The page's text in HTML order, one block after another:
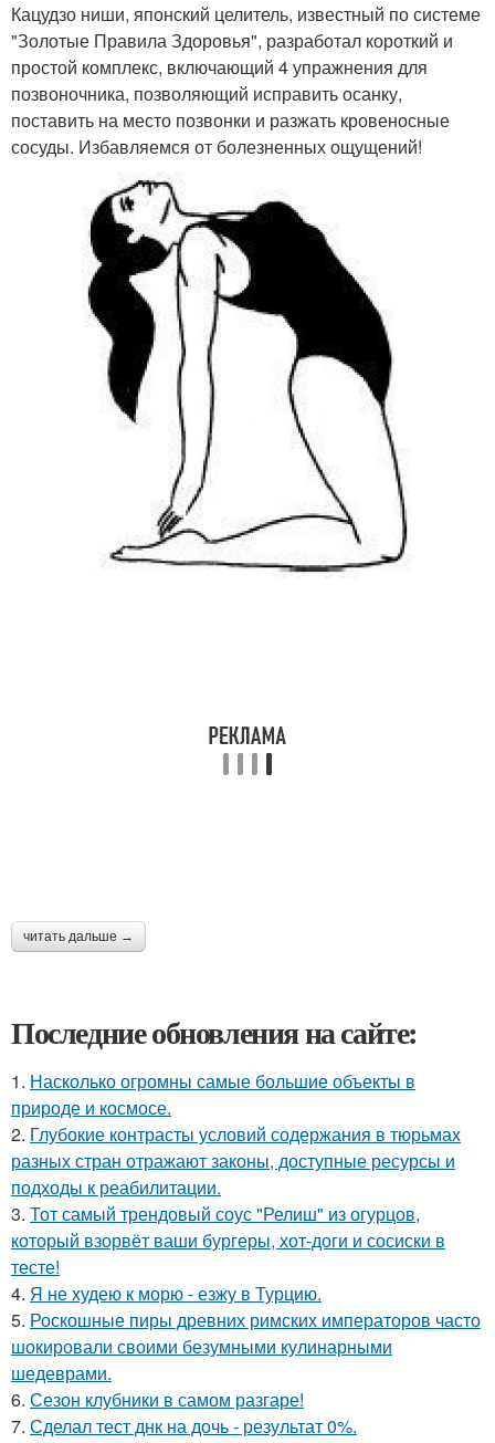
Кацудзо ниши, японский целитель, известный по системе
"Золотые Правила Здоровья", разработал короткий и
простой комплекс, включающий 4 упражнения для
позвоночника, позволяющий исправить осанку,
поставить на место позвонки и разжать кровеносные
сосуды. Избавляемся от болезненных ощущений!
читать дальше →
Последние обновления на сайте:
1. Насколько огромны самые большие объекты в
природе и космосе.
2. Глубокие контрасты условий содержания в тюрьмах
разных стран отражают законы, доступные ресурсы и
подходы к реабилитации.
3. Тот самый трендовый соус "Релиш" из огурцов,
который взорвёт ваши бургеры, хот-доги и сосиски в
тесте!
4. Я не худею к морю - езжу в Турцию.
5. Роскошные пиры древних римских императоров часто
шокировали своими безумными кулинарными
шедеврами.
6. Сезон клубники в самом разгаре!
7. Сделал тест днк на дочь - результат 0%.